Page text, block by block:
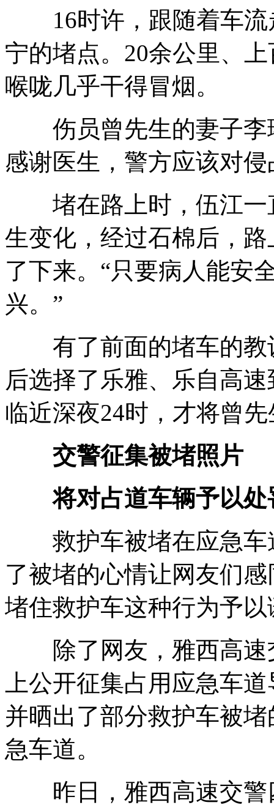
16时许，跟随着车流
宁的堵点。20余公里、
喉咙几乎干得冒烟。
伤员曾先生的妻子李
感谢医生，警方应该对
堵在路上时，伍江一
生变化，经过石棉后，
了下来。“只要病人能安
兴。”
有了前面的堵车的教
后选择了乐雅、乐自高
临近深夜24时，才将曾
交警征集被堵照片
将对占道车辆予以处
救护车被堵在应急车
了被堵的心情让网友们
堵住救护车这种行为予以
除了网友，雅西高速
上公开征集占用应急车
并晒出了部分救护车被
急车道。
昨日，雅西高速交警